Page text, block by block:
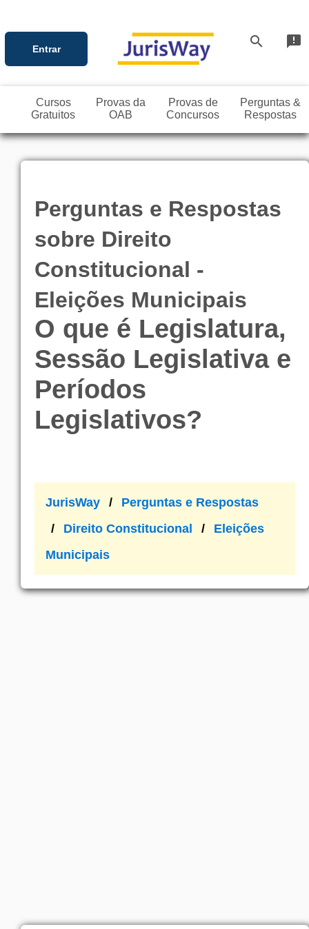
Entrar search announcement
Cursos
Gratuitos
Provas da
OAB
Provas de
Concursos
Perguntas &
Respostas
Perguntas e Respostas
sobre Direito
Constitucional -
Eleições Municipais
O que é Legislatura,
Sessão Legislativa e
Períodos
Legislativos?
JurisWay
Perguntas e Respostas
Direito Constitucional
Eleições
Municipais